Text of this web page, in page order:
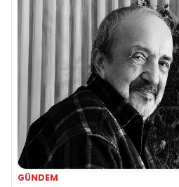
GÜNDEM